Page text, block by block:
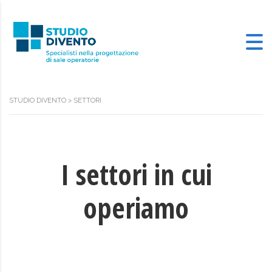
STUDIO DIVENTO > SETTORI
I settori in cui
operiamo